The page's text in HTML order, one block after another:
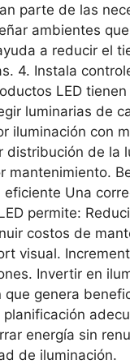
parte de las
ambientes
a reducir el
4. Instala
LED
luminarias de
iluminación con
distribución de la
mantenimiento.
eficiente Una
permite:
costos de
visual.
Invertir en
que genera
energía sin
de iluminación.